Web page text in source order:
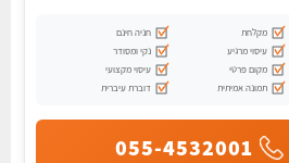
מקלחת
חניה חינם
עיסוי מרגיע
נקי ומסודר
מקום פרטי
עיסוי מקצועי
תמונה אמיתית
דוברת עיברית
055-4532001